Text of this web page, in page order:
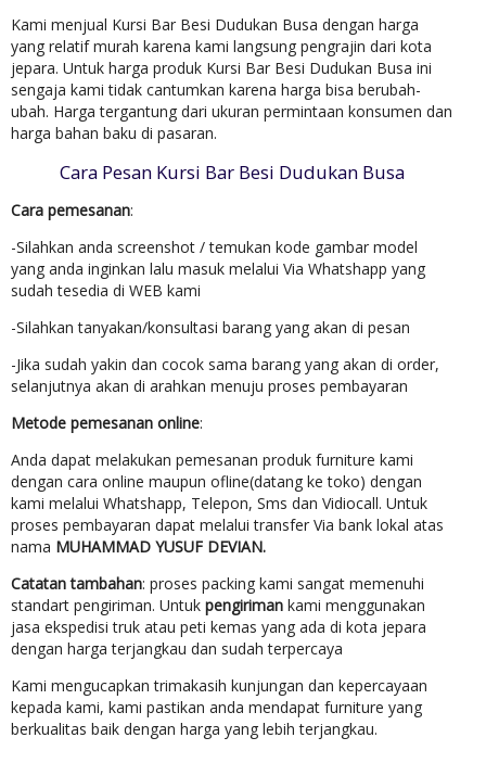
Kami menjual Kursi Bar Besi Dudukan Busa dengan harga
yang relatif murah karena kami langsung pengrajin dari kota
jepara. Untuk harga produk Kursi Bar Besi Dudukan Busa ini
sengaja kami tidak cantumkan karena harga bisa berubah-
ubah. Harga tergantung dari ukuran permintaan konsumen dan
harga bahan baku di pasaran.
Cara Pesan Kursi Bar Besi Dudukan Busa
Cara pemesanan:
-Silahkan anda screenshot / temukan kode gambar model
yang anda inginkan lalu masuk melalui Via Whatshapp yang
sudah tesedia di WEB kami
-Silahkan tanyakan/konsultasi barang yang akan di pesan
-Jika sudah yakin dan cocok sama barang yang akan di order,
selanjutnya akan di arahkan menuju proses pembayaran
Metode pemesanan online:
Anda dapat melakukan pemesanan produk furniture kami
dengan cara online maupun ofline(datang ke toko) dengan
kami melalui Whatshapp, Telepon, Sms dan Vidiocall. Untuk
proses pembayaran dapat melalui transfer Via bank lokal atas
nama MUHAMMAD YUSUF DEVIAN.
Catatan tambahan: proses packing kami sangat memenuhi
standart pengiriman. Untuk pengiriman kami menggunakan
jasa ekspedisi truk atau peti kemas yang ada di kota jepara
dengan harga terjangkau dan sudah terpercaya
Kami mengucapkan trimakasih kunjungan dan kepercayaan
kepada kami, kami pastikan anda mendapat furniture yang
berkualitas baik dengan harga yang lebih terjangkau.